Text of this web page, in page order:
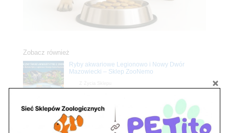
Zobacz również
Ryby akwariowe Legionowo i Nowy Dwór
Mazowiecki – Sklep ZooNemo
Z Życia Sklepu
Stwórz podwodne arcydzieło: Najpiękniejsze
rośliny akwariowe w ZooNemo – Legionowo i
Nowy Dwór Mazowiecki